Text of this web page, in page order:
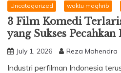
Uncategorized
waktu maghrib
3 Film Komedi
yang Sukses
July 1, 2026 Reza Mahendra
Industri perfilman Indonesia